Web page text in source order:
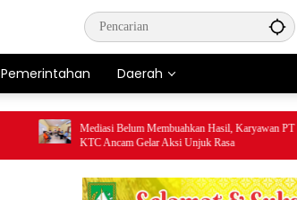
Pemerintahan Daerah
Mediasi Belum Membuahkan Hasil, Karyawan PT
KTC Ancam Gelar Aksi Unjuk Rasa